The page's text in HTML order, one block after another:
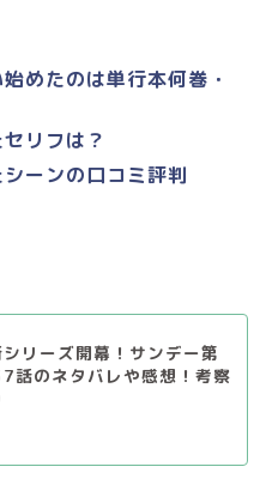
めたのは単行本何巻・
リフは？
ーンの口コミ評判
リーズ開幕！サンデー第
話のネタバレや感想！考察